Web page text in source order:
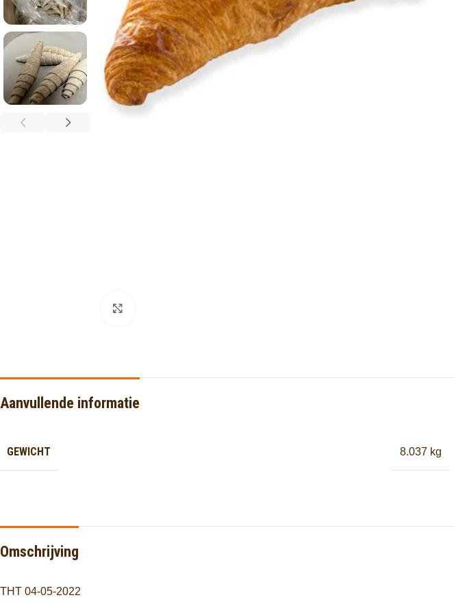
Aanvullende informatie
GEWICHT 8.037 kg
Omschrijving
THT 04-05-2022